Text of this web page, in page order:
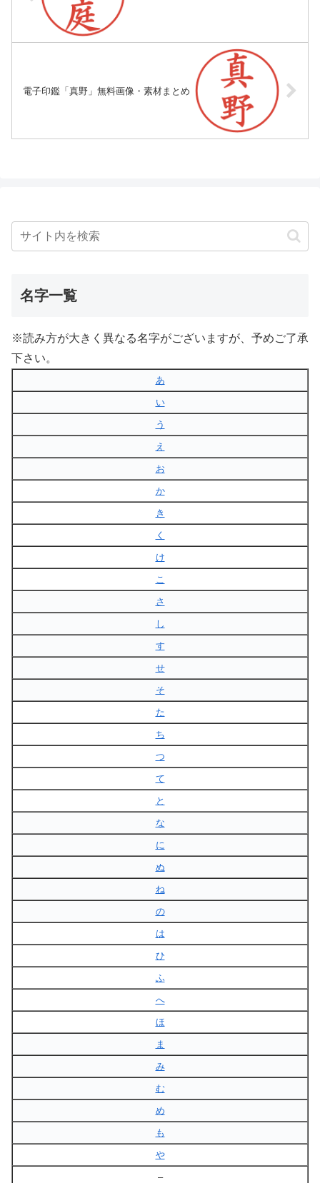
電子印鑑「真野」無料画像・素材まとめ
名字一覧
※読み方が大きく異なる名字がございますが、予めご了承
下さい。
あ
い
う
え
お
か
き
く
け
こ
さ
し
す
せ
そ
た
ち
つ
て
と
な
に
ぬ
ね
の
は
ひ
ふ
へ
ほ
ま
み
む
め
も
や
–